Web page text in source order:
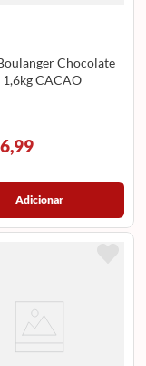
Chocolate
CACAO
Adicionar